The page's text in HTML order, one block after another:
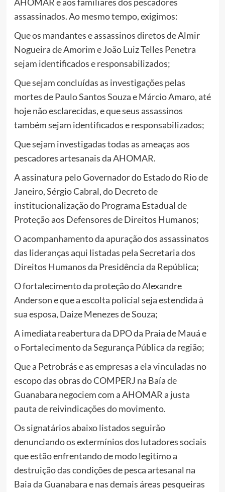
assassinados. Ao mesmo tempo, exigimos:
Que os mandantes e assassinos diretos de Almir
Nogueira de Amorim e João Luiz Telles Penetra
sejam identificados e responsabilizados;
Que sejam concluídas as investigações pelas
mortes de Paulo Santos Souza e Márcio Amaro, até
hoje não esclarecidas, e que seus assassinos
também sejam identificados e responsabilizados;
Que sejam investigadas todas as ameaças aos
pescadores artesanais da AHOMAR.
A assinatura pelo Governador do Estado do Rio de
Janeiro, Sérgio Cabral, do Decreto de
institucionalização do Programa Estadual de
Proteção aos Defensores de Direitos Humanos;
O acompanhamento da apuração dos assassinatos
das lideranças aqui listadas pela Secretaria dos
Direitos Humanos da Presidência da República;
O fortalecimento da proteção do Alexandre
Anderson e que a escolta policial seja estendida à
sua esposa, Daize Menezes de Souza;
A imediata reabertura da DPO da Praia de Mauá e
o Fortalecimento da Segurança Pública da região;
Que a Petrobrás e as empresas a ela vinculadas no
escopo das obras do COMPERJ na Baía de
Guanabara negociem com a AHOMAR a justa
pauta de reivindicações do movimento.
Os signatários abaixo listados seguirão
denunciando os extermínios dos lutadores sociais
que estão enfrentando de modo legitimo a
destruição das condições de pesca artesanal na
Baia da Guanabara e nas demais áreas pesqueiras